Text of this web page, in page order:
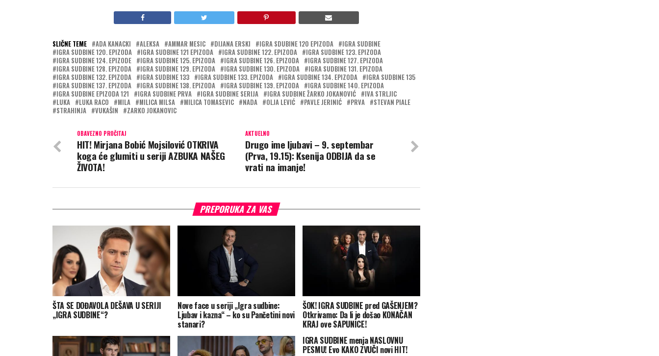
SLIČNE TEME ADA KANACKI ALEKSA AMMAR MESIC DIJANA ERSKI IGRA SDUBINE 120 EPIZODA
IGRA SUDBINE
IGRA SUDBINE 120. EPIZODA
IGRA SUDBINE 121 EPIZODA IGRA SUDBINE 122. EPIZODA
IGRA SUDBINE 123. EPIZODA
IGRA SUDBINE 124. EPIZODE
IGRA SUDBINE 125. EPIZODA IGRA SUDBINE 126. EPIZODA
IGRA SUDBINE 127. EPIZODA
IGRA SUDBINE 128. EPIZODA
IGRA SUDBINE 129. EPIZODA IGRA SUDBINE 130. EPIZODA
IGRA SUDBINE 131. EPIZODA
IGRA SUDBINE 132. EPIZODA
IGRA SUDBINE 133 IGRA SUDBINE 133. EPIZODA IGRA SUDBINE 134. EPIZODA
IGRA SUDBINE 135
IGRA SUDBINE 137. EPIZODA
IGRA SUDBINE 138. EPIZODA IGRA SUDBINE 139. EPIZODA
IGRA SUDBINE 140. EPIZODA
IGRA SUDBINE EPIZODA 121
IGRA SUDBINE PRVA IGRA SUDBINE SERIJA IGRA SUDBINE ŽARKO JOKANOVIĆ
IVA STRLJIC
LUKA
LUKA RACO MILA MILICA MILSA MILICA TOMASEVIC NADA OLJA LEVIĆ PAVLE JERINIĆ PRVA
STEVAN PIALE
STRAHINJA
VUKAŠIN ZARKO JOKANOVIC
AKTUELNO
Drugo ime ljubavi – 9. septembar
(Prva, 19.15): Ksenija ODBIJA da se
vrati na imanje!
OBAVEZNO PROČITAJ
HIT! Mirjana Bobić Mojsilović OTKRIVA
koga će glumiti u seriji AZBUKA NAŠEG
ŽIVOTA!
PREPORUKA ZA VAS
ŠTA SE DOĐAVOLA DEŠAVA U SERIJI
„IGRA SUDBINE“?
Nove face u seriji „Igra sudbine:
Ljubav i kazna“ – ko su Pančetini novi
stanari?
ŠOK! IGRA SUDBINE pred GAŠENJEM?
Otkrivamo: Da li je došao KONAČAN
KRAJ ove SAPUNICE!
IGRA SUDBINE menja NASLOVNU
PESMU! Evo KAKO ZVUČI novi HIT!